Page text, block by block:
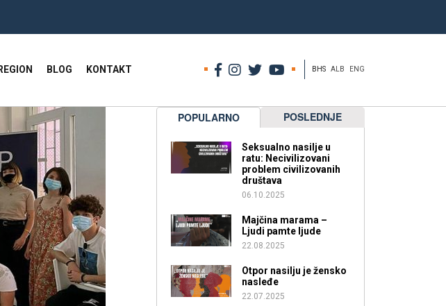
REGION BLOG KONTAKT BHS ALB ENG
POPULARNO POSLEDNJE
Seksualno nasilje u
ratu: Necivilizovani
problem civilizovanih
društava
06.10.2025
Majčina marama –
Ljudi pamte ljude
22.08.2025
Otpor nasilju je žensko
nasleđe
22.07.2025